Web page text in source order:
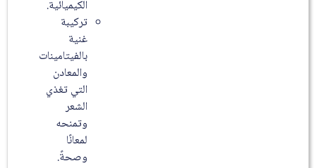
الكيميائية.
تركيبة
غنية
بالفيتامينات
والمعادن
التي تغذي
الشعر
وتمنحه
لمعانًا
وصحةً.